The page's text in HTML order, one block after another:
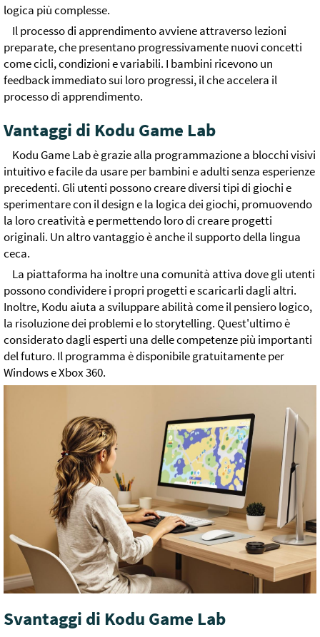
logica più complesse.
Il processo di apprendimento avviene attraverso lezioni
preparate, che presentano progressivamente nuovi concetti
come cicli, condizioni e variabili. I bambini ricevono un
feedback immediato sui loro progressi, il che accelera il
processo di apprendimento.
Vantaggi di Kodu Game Lab
Kodu Game Lab è grazie alla programmazione a blocchi visivi
intuitivo e facile da usare per bambini e adulti senza esperienze
precedenti. Gli utenti possono creare diversi tipi di giochi e
sperimentare con il design e la logica dei giochi, promuovendo
la loro creatività e permettendo loro di creare progetti
originali. Un altro vantaggio è anche il supporto della lingua
ceca.
La piattaforma ha inoltre una comunità attiva dove gli utenti
possono condividere i propri progetti e scaricarli dagli altri.
Inoltre, Kodu aiuta a sviluppare abilità come il pensiero logico,
la risoluzione dei problemi e lo storytelling. Quest'ultimo è
considerato dagli esperti una delle competenze più importanti
del futuro. Il programma è disponibile gratuitamente per
Windows e Xbox 360.
Svantaggi di Kodu Game Lab